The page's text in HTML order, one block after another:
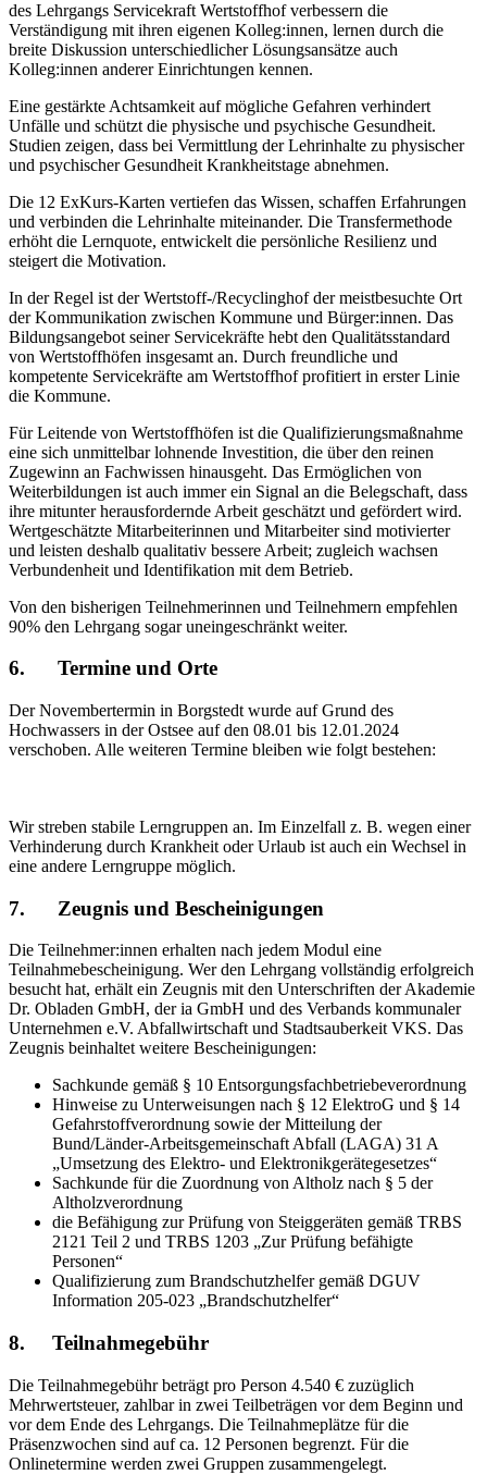
des Lehrgangs Servicekraft Wertstoffhof verbessern die
Verständigung mit ihren eigenen Kolleg:innen, lernen durch die
breite Diskussion unterschiedlicher Lösungsansätze auch
Kolleg:innen anderer Einrichtungen kennen.
Eine gestärkte Achtsamkeit auf mögliche Gefahren verhindert
Unfälle und schützt die physische und psychische Gesundheit.
Studien zeigen, dass bei Vermittlung der Lehrinhalte zu physischer
und psychischer Gesundheit Krankheitstage abnehmen.
Die 12 ExKurs-Karten vertiefen das Wissen, schaffen Erfahrungen
und verbinden die Lehrinhalte miteinander. Die Transfermethode
erhöht die Lernquote, entwickelt die persönliche Resilienz und
steigert die Motivation.
In der Regel ist der Wertstoff-/Recyclinghof der meistbesuchte Ort
der Kommunikation zwischen Kommune und Bürger:innen. Das
Bildungsangebot seiner Servicekräfte hebt den Qualitätsstandard
von Wertstoffhöfen insgesamt an. Durch freundliche und
kompetente Servicekräfte am Wertstoffhof profitiert in erster Linie
die Kommune.
Für Leitende von Wertstoffhöfen ist die Qualifizierungsmaßnahme
eine sich unmittelbar lohnende Investition, die über den reinen
Zugewinn an Fachwissen hinausgeht. Das Ermöglichen von
Weiterbildungen ist auch immer ein Signal an die Belegschaft, dass
ihre mitunter herausfordernde Arbeit geschätzt und gefördert wird.
Wertgeschätzte Mitarbeiterinnen und Mitarbeiter sind motivierter
und leisten deshalb qualitativ bessere Arbeit; zugleich wachsen
Verbundenheit und Identifikation mit dem Betrieb.
Von den bisherigen Teilnehmerinnen und Teilnehmern empfehlen
90% den Lehrgang sogar uneingeschränkt weiter.
6. Termine und Orte
Der Novembertermin in Borgstedt wurde auf Grund des
Hochwassers in der Ostsee auf den 08.01 bis 12.01.2024
verschoben. Alle weiteren Termine bleiben wie folgt bestehen:
Wir streben stabile Lerngruppen an. Im Einzelfall z. B. wegen einer
Verhinderung durch Krankheit oder Urlaub ist auch ein Wechsel in
eine andere Lerngruppe möglich.
7. Zeugnis und Bescheinigungen
Die Teilnehmer:innen erhalten nach jedem Modul eine
Teilnahmebescheinigung. Wer den Lehrgang vollständig erfolgreich
besucht hat, erhält ein Zeugnis mit den Unterschriften der Akademie
Dr. Obladen GmbH, der ia GmbH und des Verbands kommunaler
Unternehmen e.V. Abfallwirtschaft und Stadtsauberkeit VKS. Das
Zeugnis beinhaltet weitere Bescheinigungen:
Sachkunde gemäß § 10 Entsorgungsfachbetriebeverordnung
Hinweise zu Unterweisungen nach § 12 ElektroG und § 14
Gefahrstoffverordnung sowie der Mitteilung der
Bund/Länder-Arbeitsgemeinschaft Abfall (LAGA) 31 A
„Umsetzung des Elektro- und Elektronikgerätegesetzes“
Sachkunde für die Zuordnung von Altholz nach § 5 der
Altholzverordnung
die Befähigung zur Prüfung von Steiggeräten gemäß TRBS
2121 Teil 2 und TRBS 1203 „Zur Prüfung befähigte
Personen“
Qualifizierung zum Brandschutzhelfer gemäß DGUV
Information 205-023 „Brandschutzhelfer“
8. Teilnahmegebühr
Die Teilnahmegebühr beträgt pro Person 4.540 € zuzüglich
Mehrwertsteuer, zahlbar in zwei Teilbeträgen vor dem Beginn und
vor dem Ende des Lehrgangs. Die Teilnahmeplätze für die
Präsenzwochen sind auf ca. 12 Personen begrenzt. Für die
Onlinetermine werden zwei Gruppen zusammengelegt.